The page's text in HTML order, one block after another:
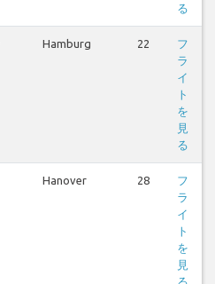
る
Hamburg 22
フ
ラ
イ
ト
を
見
る
Hanover 28
フ
ラ
イ
ト
を
見
る